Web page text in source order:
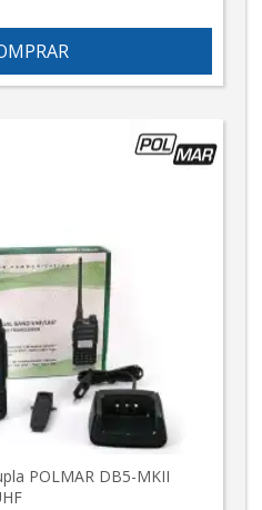
POLMAR DB5-MKII